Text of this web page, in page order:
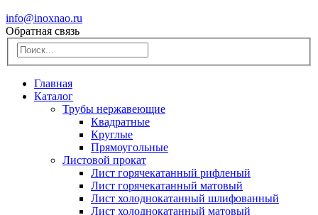
info@inoxnao.ru
Обратная связь
Главная
Каталог
Трубы нержавеющие
Квадратные
Круглые
Прямоугольные
Листовой прокат
Лист горячекатанный рифленый
Лист горячекатанный матовый
Лист холоднокатанный шлифованный
Лист холоднокатанный матовый